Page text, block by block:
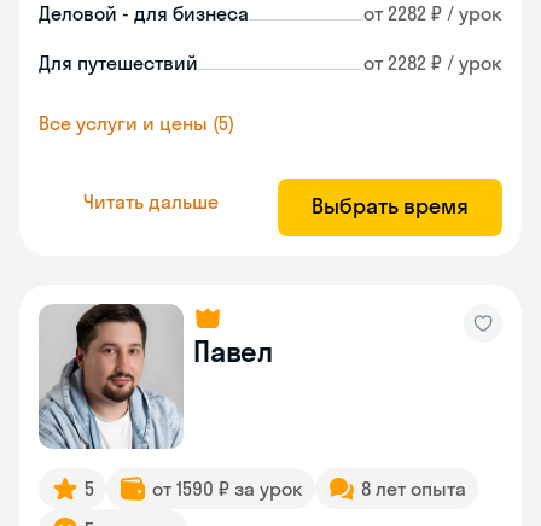
Деловой - для бизнеса от 2282 ₽ / урок
Для путешествий от 2282 ₽ / урок
Все услуги и цены (5)
Читать дальше Выбрать время
Павел
5 от 1590 ₽ за урок
8 лет опыта